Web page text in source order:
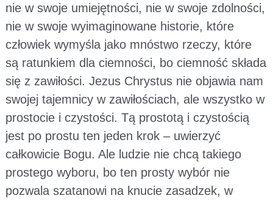
nie w swoje umiejętności, nie w swoje zdolności,
nie w swoje wyimaginowane historie, które
człowiek wymyśla jako mnóstwo rzeczy, które
są ratunkiem dla ciemności, bo ciemność składa
się z zawiłości. Jezus Chrystus nie objawia nam
swojej tajemnicy w zawiłościach, ale wszystko w
prostocie i czystości. Tą prostotą i czystością
jest po prostu ten jeden krok – uwierzyć
całkowicie Bogu. Ale ludzie nie chcą takiego
prostego wyboru, bo ten prosty wybór nie
pozwala szatanowi na knucie zasadzek, w